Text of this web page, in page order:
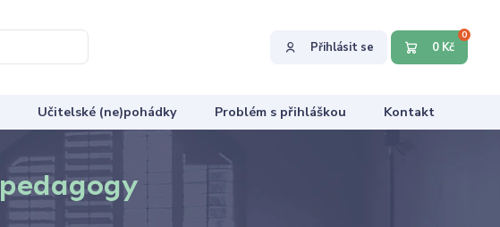
Přihlásit se 0 Kč
0
Učitelské (ne)pohádky Problém s přihláškou Kontakt
pedagogy